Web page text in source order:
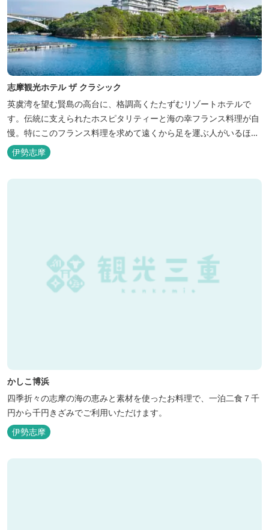
志摩観光ホテル ザ クラシック
英虞湾を望む賢島の高台に、格調高くたたずむリゾートホテルで
す。伝統に支えられたホスピタリティーと海の幸フランス料理が自
慢。特にこのフランス料理を求めて遠くから足を運ぶ人がいるほ
ど。洗練されたサービスに、寛ぎと至福のひとときを満喫してくだ
さい。 ※2016年6月7日リニューアルオープン
伊勢志摩
かしこ博浜
四季折々の志摩の海の恵みと素材を使ったお料理で、一泊二食７千
円から千円きざみでご利用いただけます。
伊勢志摩